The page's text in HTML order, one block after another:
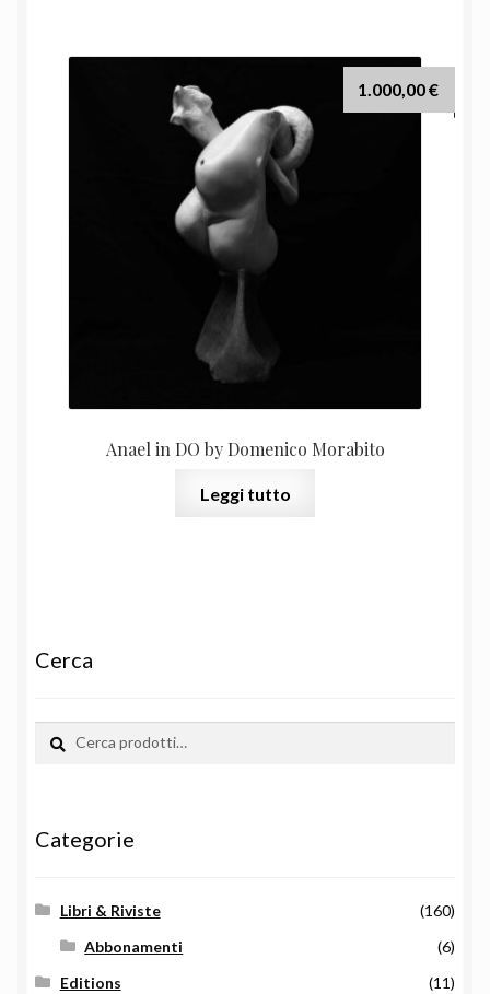
Anael in DO by Domenico Morabito
1.000,00€
Leggi tutto
Cerca
Cerca:
Cerca
Categorie
Libri & Riviste
(160)
Abbonamenti
(6)
Editions
(11)